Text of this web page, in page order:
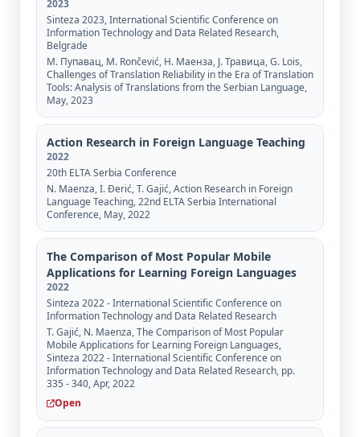
2023
Sinteza 2023, International Scientific Conference on
Information Technology and Data Related Research,
Belgrade
М. Пупавац, M. Rončević, Н. Маенза, Ј. Травица, G. Lois,
Challenges of Translation Reliability in the Era of Translation
Tools: Analysis of Translations from the Serbian Language,
May, 2023
Action Research in Foreign Language Teaching
2022
20th ELTA Serbia Conference
N. Maenza, I. Đerić, Т. Gajić, Action Research in Foreign
Language Teaching, 22nd ELTA Serbia International
Conference, May, 2022
The Comparison of Most Popular Mobile
Applications for Learning Foreign Languages
2022
Sinteza 2022 - International Scientific Conference on
Information Technology and Data Related Research
T. Gajić, N. Maenza, The Comparison of Most Popular
Mobile Applications for Learning Foreign Languages,
Sinteza 2022 - International Scientific Conference on
Information Technology and Data Related Research, pp.
335 - 340, Apr, 2022
Open